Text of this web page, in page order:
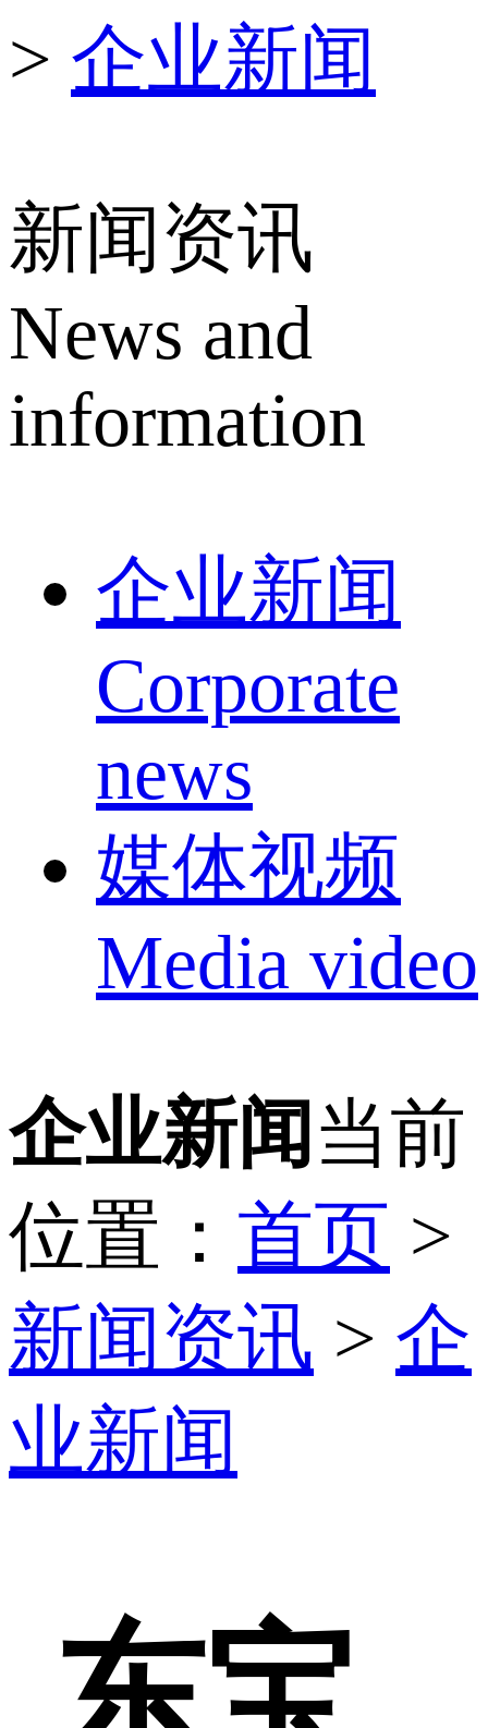
> 企业新闻
新闻资讯
News and
information
企业新闻
Corporate
news
媒体视频
Media video
企业新闻 当前
位置： 首页 >
新闻资讯 > 企
业新闻